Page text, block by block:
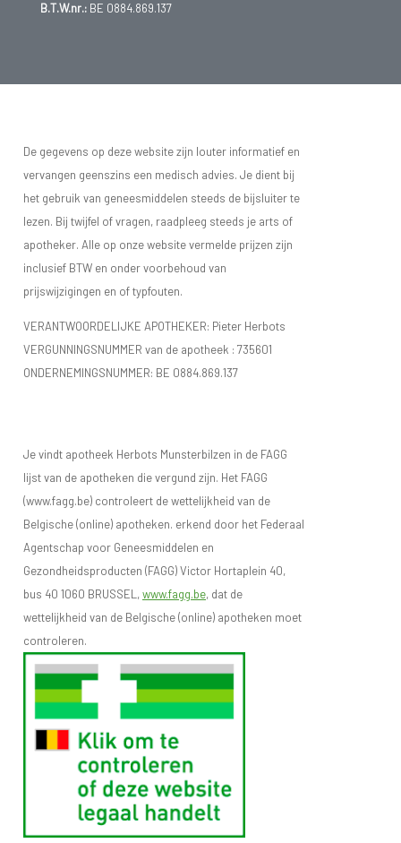
B.T.W.nr.:BE 0884.869.137
De gegevens op deze website zijn louter informatief en
vervangen geenszins een medisch advies. Je dient bij
het gebruik van geneesmiddelen steeds de bijsluiter te
lezen. Bij twijfel of vragen, raadpleeg steeds je arts of
apotheker. Alle op onze website vermelde prijzen zijn
inclusief BTW en onder voorbehoud van
prijswijzigingen en of typfouten.
VERANTWOORDELIJKE APOTHEKER: Pieter Herbots
VERGUNNINGSNUMMER van de apotheek : 735601
ONDERNEMINGSNUMMER: BE 0884.869.137
Je vindt apotheek Herbots Munsterbilzen in de FAGG
lijst van de apotheken die vergund zijn. Het FAGG
(www.fagg.be) controleert de wettelijkheid van de
Belgische (online) apotheken. erkend door het Federaal
Agentschap voor Geneesmiddelen en
Gezondheidsproducten (FAGG) Victor Hortaplein 40,
bus 40 1060 BRUSSEL,www.fagg.be, dat de
wettelijkheid van de Belgische (online) apotheken moet
controleren.